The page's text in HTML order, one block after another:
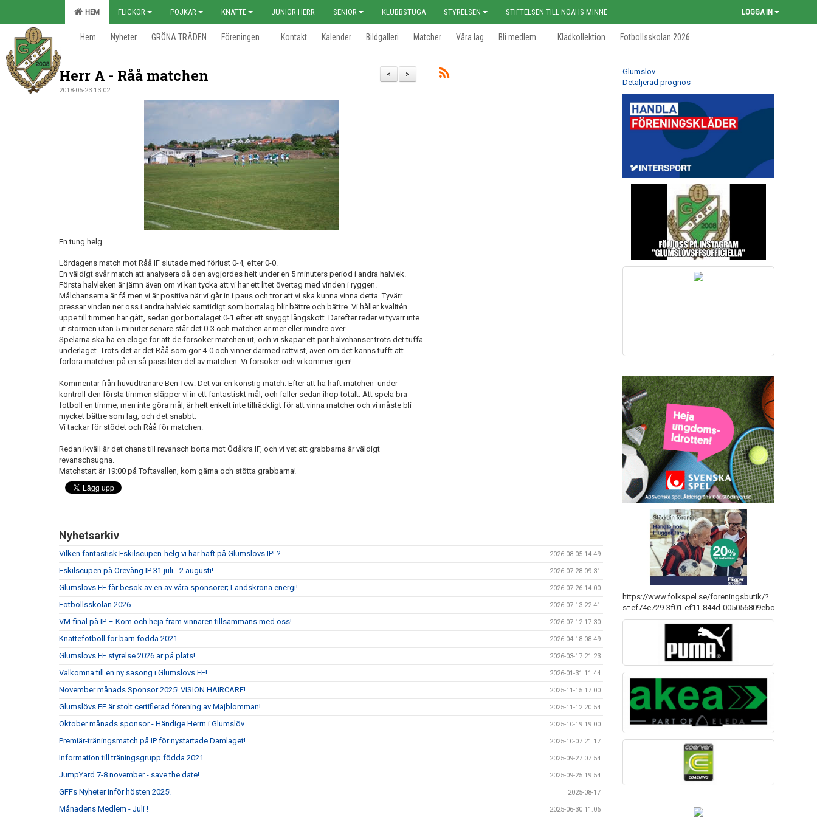
HEM FLICKOR POJKAR KNATTE JUNIOR HERR SENIOR KLUBBSTUGA STYRELSEN STIFTELSEN TILL NOAHS MINNE LOGGA IN
Hem Nyheter GRÖNA TRÅDEN Föreningen Kontakt Kalender Bildgalleri Matcher Våra lag Bli medlem Klädkollektion Fotbollsskolan 2026
>
<
Herr A - Råå matchen
2018-05-23 13:02
En tung helg.
Lördagens match mot Råå IF slutade med förlust 0-4, efter 0-0.
En väldigt svår match att analysera då den avgjordes helt under en 5 minuters period i andra halvlek.
Första halvleken är jämn även om vi kan tycka att vi har ett litet övertag med vinden i ryggen.
Målchanserna är få men vi är positiva när vi går in i paus och tror att vi ska kunna vinna detta. Tyvärr
pressar vinden ner oss i andra halvlek samtidigt som bortalag blir bättre och bättre. Vi håller kvalitén
uppe till timmen har gått, sedan gör bortalaget 0-1 efter ett snyggt långskott. Därefter reder vi tyvärr inte
ut stormen utan 5 minuter senare står det 0-3 och matchen är mer eller mindre över.
Spelarna ska ha en eloge för att de försöker matchen ut, och vi skapar ett par halvchanser trots det tuffa
underläget. Trots det är det Råå som gör 4-0 och vinner därmed rättvist, även om det känns tufft att
förlora matchen på en så pass liten del av matchen. Vi försöker och vi kommer igen!
Kommentar från huvudtränare Ben Tew: Det var en konstig match. Efter att ha haft matchen under
kontroll den första timmen släpper vi in ett fantastiskt mål, och faller sedan ihop totalt. Att spela bra
fotboll en timme, men inte göra mål, är helt enkelt inte tillräckligt för att vinna matcher och vi måste bli
mycket bättre som lag, och det snabbt.
Vi tackar för stödet och Råå för matchen.
Redan ikväll är det chans till revansch borta mot Ödåkra IF, och vi vet att grabbarna är väldigt
revanschsugna.
Matchstart är 19:00 på Toftavallen, kom gärna och stötta grabbarna!
Nyhetsarkiv
Vilken fantastisk Eskilscupen-helg vi har haft på Glumslövs IP! ? 2026-08-05 14:49
Eskilscupen på Örevång IP 31 juli - 2 augusti! 2026-07-28 09:31
Glumslövs FF får besök av en av våra sponsorer; Landskrona energi! 2026-07-26 14:00
Fotbollsskolan 2026 2026-07-13 22:41
VM-final på IP – Kom och heja fram vinnaren tillsammans med oss! 2026-07-12 17:30
Knattefotboll för barn födda 2021 2026-04-18 08:49
Glumslövs FF styrelse 2026 är på plats! 2026-03-17 21:23
Välkomna till en ny säsong i Glumslövs FF! 2026-01-31 11:44
November månads Sponsor 2025! VISION HAIRCARE! 2025-11-15 17:00
Glumslövs FF är stolt certifierad förening av Majblomman! 2025-11-12 20:54
Oktober månads sponsor - Händige Herrn i Glumslöv 2025-10-19 19:00
Premiär-träningsmatch på IP för nystartade Damlaget! 2025-10-07 21:17
Information till träningsgrupp födda 2021 2025-09-27 07:54
JumpYard 7-8 november - save the date! 2025-09-25 19:54
GFFs Nyheter inför hösten 2025! 2025-08-17
Månadens Medlem - Juli ! 2025-06-30 11:06
Glumslöv
Detaljerad prognos
https://www.folkspel.se/foreningsbutik/?
s=ef74e729-3f01-ef11-844d-005056809ebc